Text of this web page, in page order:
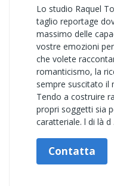
Lo studio Raquel
taglio reportage
massimo delle
vostre emozioni
che volete
romanticismo, la
sempre suscitato il
Tendo a costruire
propri soggetti sia
caratteriale. l di là d
Contatta